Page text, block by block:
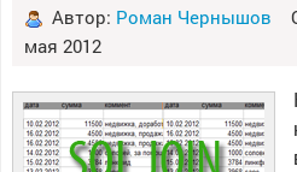
Автор: Роман Чернышов
мая 2012